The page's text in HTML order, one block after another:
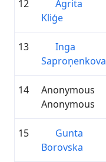
12
Agrita
Kliģe
13
Inga
Saproņenkova
14
Anonymous
Anonymous
15
Gunta
Borovska